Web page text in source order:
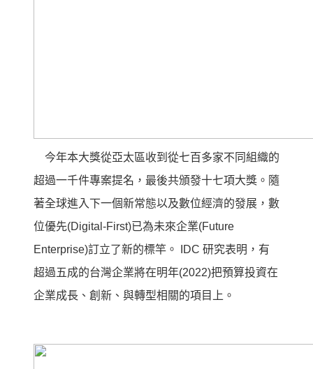
今年本大獎從亞太區收到從七百多家不同組織的
超過一千件專案提名，最後共頒發十七項大獎。隨
著全球進入下一個新常態以及數位經濟的發展，數
位優先(Digital-First)已為未來企業(Future
Enterprise)訂立了新的標竿。 IDC 研究表明，有
超過五成的台灣企業將在明年(2022)把預算投資在
企業成長、創新、與轉型相關的項目上。